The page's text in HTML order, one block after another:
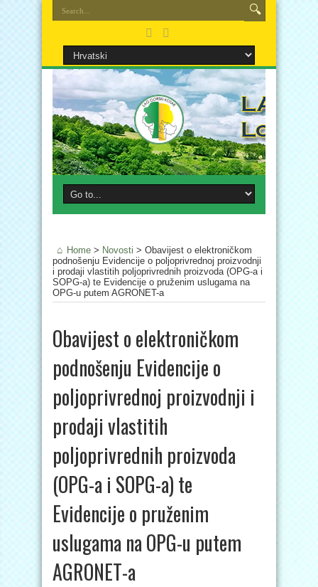
Home > Novosti > Obavijest o elektroničkom
podnošenju Evidencije o poljoprivrednoj proizvodnji
i prodaji vlastitih poljoprivrednih proizvoda (OPG-a i
SOPG-a) te Evidencije o pruženim uslugama na
OPG-u putem AGRONET-a
Obavijest o elektroničkom
podnošenju Evidencije o
poljoprivrednoj proizvodnji i
prodaji vlastitih
poljoprivrednih proizvoda
(OPG-a i SOPG-a) te
Evidencije o pruženim
uslugama na OPG-u putem
AGRONET-a